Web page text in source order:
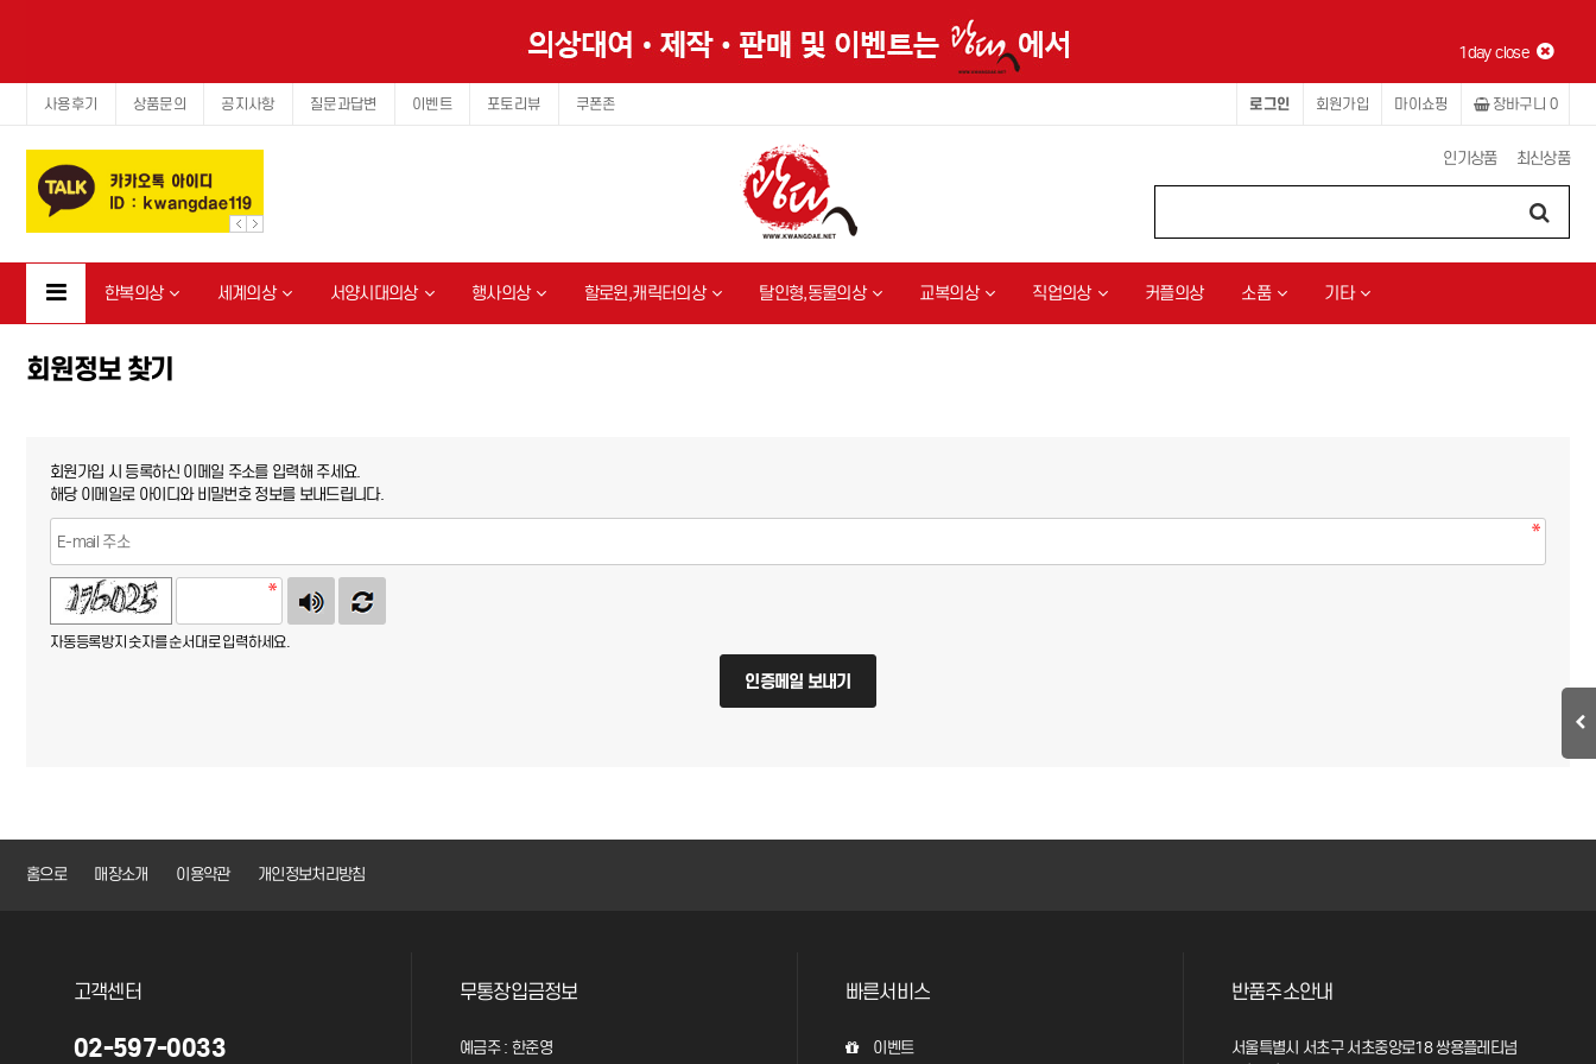
1day close
사용후기 상품문의 공지사항 질문과답변 이벤트 포토리뷰 쿠폰존 장바구니 0
마이쇼핑
회원가입
로그인
최신상품
인기상품
한복의상 세계의상 서양시대의상 행사의상 할로윈,캐릭터의상 탈인형,동물의상 교복의상 직업의상 커플의상 소품 기타
회원정보 찾기
회원가입 시 등록하신 이메일 주소를 입력해 주세요.
해당 이메일로 아이디와 비밀번호 정보를 보내드립니다.
자동등록방지 숫자를 순서대로 입력하세요.
인증메일 보내기
홈으로 매장소개 이용약관 개인정보처리방침
고객센터
02-597-0033
무통장입금정보
예금주 : 한준영
빠른서비스
이벤트
반품주소안내
서울특별시 서초구 서초중앙로18 쌍용플레티넘